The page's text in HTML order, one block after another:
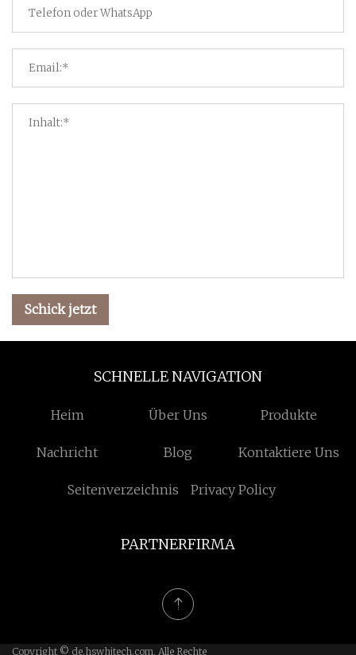
Schick jetzt
SCHNELLE NAVIGATION
Heim Über Uns Produkte
Nachricht Blog Kontaktiere Uns
Seitenverzeichnis Privacy Policy
PARTNERFIRMA
Copyright © de.hswhjtech.com, Alle Rechte